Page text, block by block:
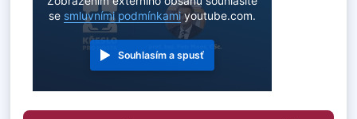
se smluvními podmínkamiyoutube.com.
Souhlasím a spusť